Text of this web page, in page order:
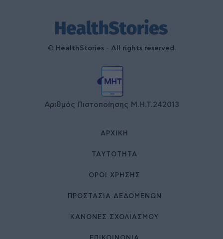
© HealthStories - All rights reserved.
Αριθμός Πιστοποίησης Μ.Η.Τ.242013
ΑΡΧΙΚΉ
ΤΑΥΤΌΤΗΤΑ
ΌΡΟΙ ΧΡΉΣΗΣ
ΠΡΟΣΤΑΣΙΑ ΔΕΔΟΜΕΝΩΝ
ΚΑΝΟΝΕΣ ΣΧΟΛΙΑΣΜΟΥ